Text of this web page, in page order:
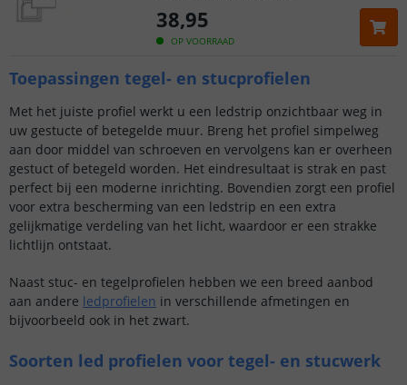
OP VOORRAAD
38,95
Toepassingen tegel- en stucprofielen
Met het juiste profiel werkt u een ledstrip onzichtbaar weg in
uw gestucte of betegelde muur. Breng het profiel simpelweg
aan door middel van schroeven en vervolgens kan er overheen
gestuct of betegeld worden. Het eindresultaat is strak en past
perfect bij een moderne inrichting. Bovendien zorgt een profiel
voor extra bescherming van een ledstrip en een extra
gelijkmatige verdeling van het licht, waardoor er een strakke
lichtlijn ontstaat.
Naast stuc- en tegelprofielen hebben we een breed aanbod
aan andere ledprofielen in verschillende afmetingen en
bijvoorbeeld ook in het zwart.
Soorten led profielen voor tegel- en stucwerk